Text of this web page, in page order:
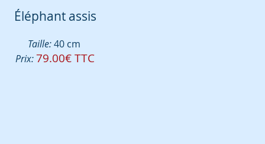
Éléphant assis
Taille:40 cm
Prix:79.00€ TTC